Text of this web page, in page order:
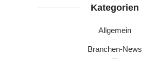
Kategorien
Allgemein
Branchen-News